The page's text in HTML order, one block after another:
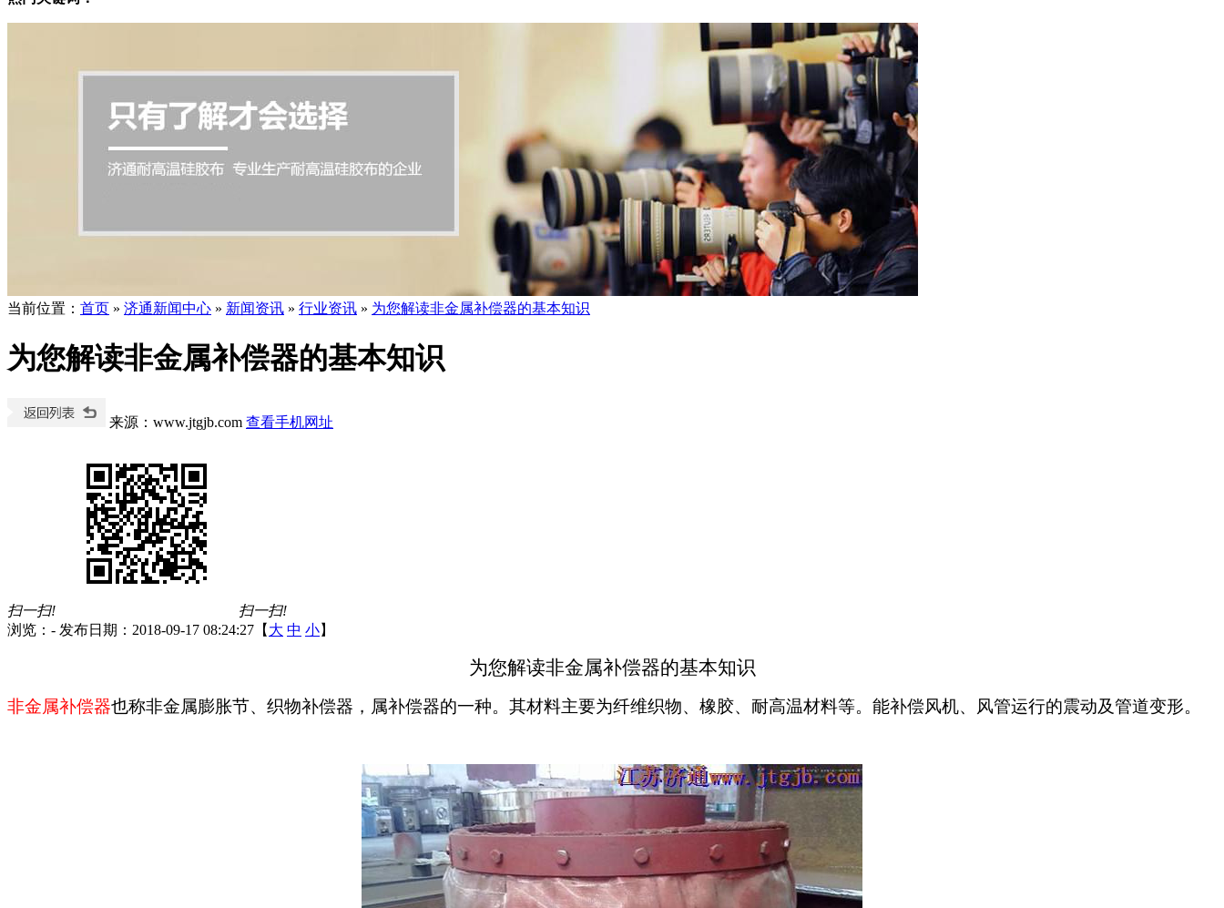
当前位置 ： 首页 » 济通新闻中心 » 新闻资讯 » 行业资讯 » 为您解读非金属补偿器的基本知识
为您解读非金属补偿器的基本知识
来源：www.jtgjb.com 查看手机网址
扫一扫!
扫一扫!
浏览： - 发布日期：2018-09-17 08:24:27【 大 中 小】
为您解读非金属补偿器的基本知识
非金属补偿器也称非金属膨胀节、织物补偿器，属补偿器的一种。其材料主要为纤维织物、橡胶、耐高温材料等。能补偿风机、风管运行的震动及管道变形。